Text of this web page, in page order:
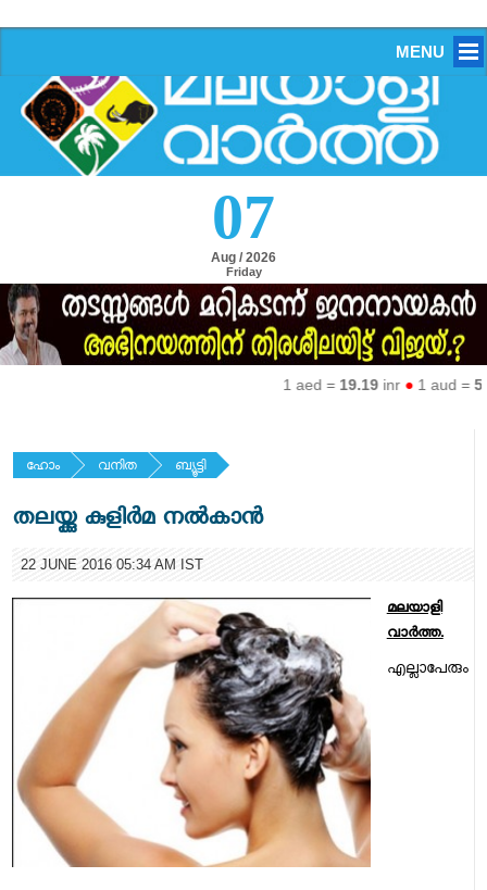
MENU
07
Aug / 2026
Friday
1 aed =19.19inr●1 aud =
ഹോം വനിത ബ്യൂട്ടി
തലയ്ക്കു കുളിര്‍മ നല്‍കാന്‍
22 JUNE 2016 05:34 AM IST
മലയാളി
വാര്‍ത്ത.
എല്ലാപേരും